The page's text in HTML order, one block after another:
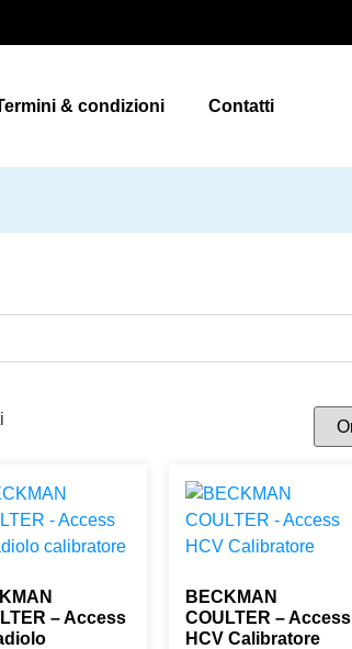
& condizioni Contatti
– Access
BECKMAN
COULTER – Access
HCV Calibratore